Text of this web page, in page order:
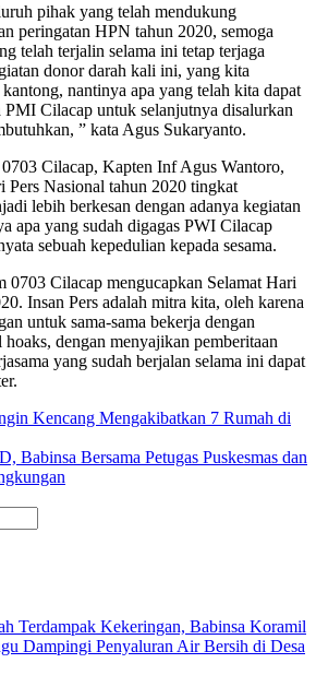
pihak yang telah mendukung
peringatan HPN tahun 2020, semoga
telah terjalin selama ini tetap terjaga
donor darah kali ini, yang kita
nantinya apa yang telah kita dapat
PMI Cilacap untuk selanjutnya disalurkan
” kata Agus Sukaryanto.
Cilacap, Kapten Inf Agus Wantoro,
Pers Nasional tahun 2020 tingkat
lebih berkesan dengan adanya kegiatan
apa yang sudah digagas PWI Cilacap
sebuah kepedulian kepada sesama.
0703 Cilacap mengucapkan Selamat Hari
Insan Pers adalah mitra kita, oleh karena
untuk sama-sama bekerja dengan
dengan menyajikan pemberitaan
yang sudah berjalan selama ini dapat
Kencang Mengakibatkan 7 Rumah di
Babinsa Bersama Petugas Puskesmas dan
Terdampak Kekeringan, Babinsa Koramil
Dampingi Penyaluran Air Bersih di Desa